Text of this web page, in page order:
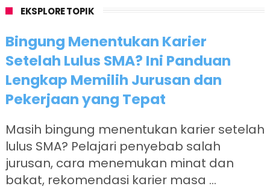
EKSPLORE TOPIK
Bingung Menentukan Karier
Setelah Lulus SMA? Ini Panduan
Lengkap Memilih Jurusan dan
Pekerjaan yang Tepat
Masih bingung menentukan karier setelah
lulus SMA? Pelajari penyebab salah
jurusan, cara menemukan minat dan
bakat, rekomendasi karier masa ...